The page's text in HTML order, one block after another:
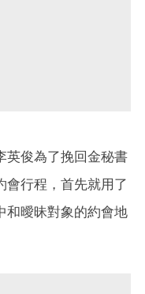
英俊為了挽回金秘書
會行程，首先就用了
和曖昧對象的約會地